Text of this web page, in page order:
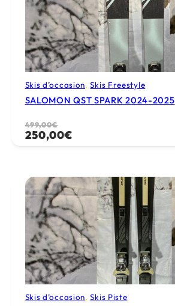
Skis d’occasion, Skis Freestyle
SALOMON QST SPARK 2024-2025
499,00€
Le
prix
499,00€.
250,00€
Le
prix
250,00€.
Skis d’occasion, Skis Piste